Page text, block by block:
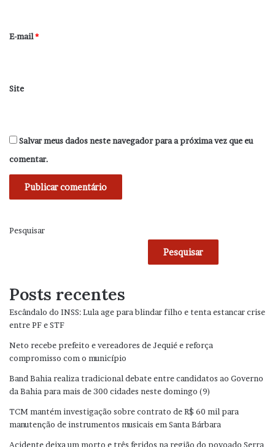
*
E-mail*
Site
Salvar meus dados neste navegador para a próxima vez que eu
comentar.
Pesquisar
Pesquisar
Posts recentes
Escândalo do INSS: Lula age para blindar filho e tenta estancar crise
entre PF e STF
Neto recebe prefeito e vereadores de Jequié e reforça
compromisso com o município
Band Bahia realiza tradicional debate entre candidatos ao Governo
da Bahia para mais de 300 cidades neste domingo (9)
TCM mantém investigação sobre contrato de R$ 60 mil para
manutenção de instrumentos musicais em Santa Bárbara
Acidente deixa um morto e três feridos na região do povoado Serra